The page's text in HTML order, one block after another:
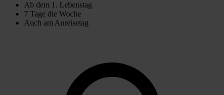
Ab dem 1. Lebenstag
7 Tage die Woche
Auch am Anreisetag